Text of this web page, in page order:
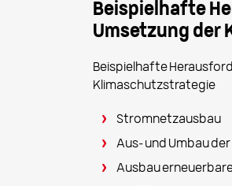
Beispielhafte
Umsetzung der
Beispielhafte
Klimaschutzstrategie
Stromnetzausbau
Aus- und Umbau
Ausbau